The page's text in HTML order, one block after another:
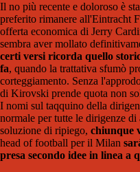
Il no più recente e doloroso è
preferito rimanere all'Eintracht
offerta economica di Jerry
sembra aver mollato
certi versi ricorda quello
fa, quando la trattativa sfumò
corteggiamento. Senza
di Kirovski prende quota non
I nomi sul taqquino della
normale per tutte le dirigenze
soluzione di ripiego, chiunque
head of football per il Milan
presa secondo idee in linea a